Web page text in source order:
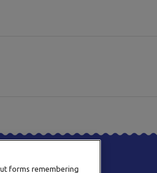
forms remembering